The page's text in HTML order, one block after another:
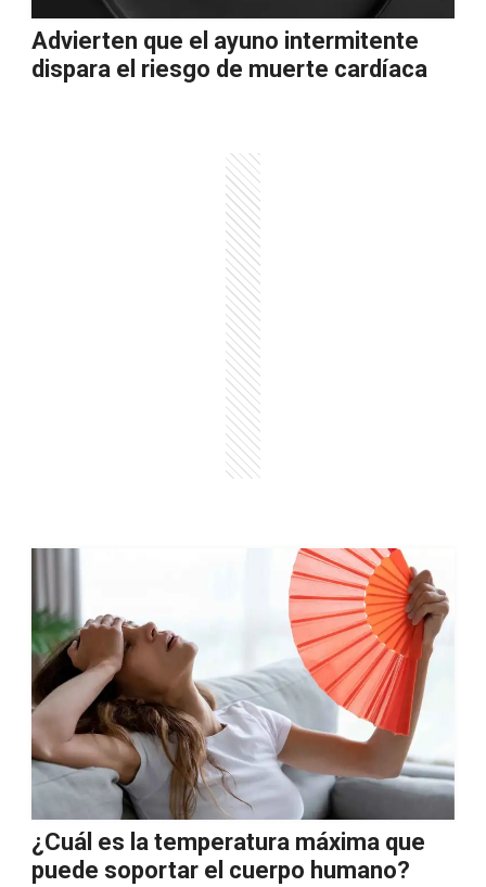
Advierten que el ayuno intermitente
dispara el riesgo de muerte cardíaca
¿Cuál es la temperatura máxima que
puede soportar el cuerpo humano?